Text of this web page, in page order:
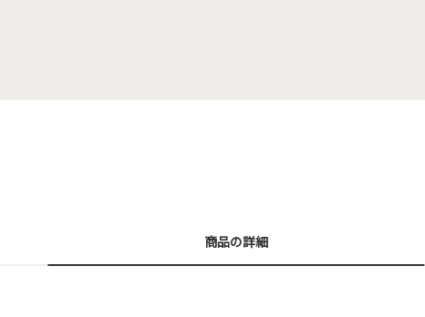
商品の詳細